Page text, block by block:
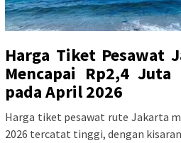
Harga Tiket Pesawat
Mencapai Rp2,4
pada April 2026
Harga tiket pesawat rute Jakarta
2026 tercatat tinggi, dengan